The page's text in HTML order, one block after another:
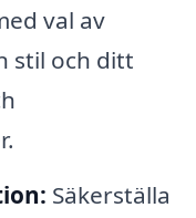
val av
stil och ditt
Säkerställa